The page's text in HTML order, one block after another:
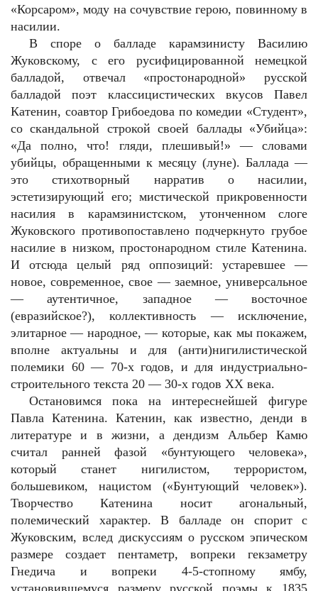
«Корсаром», моду на сочувствие герою, повинному в
насилии.
В споре о балладе карамзинисту Василию
Жуковскому, с его русифицированной немецкой
балладой, отвечал «простонародной» русской
балладой поэт классицистических вкусов Павел
Катенин, соавтор Грибоедова по комедии «Студент»,
со скандальной строкой своей баллады «Убийца»:
«Да полно, что! гляди, плешивый!» — словами
убийцы, обращенными к месяцу (луне). Баллада —
это стихотворный нарратив о насилии,
эстетизирующий его; мистической прикровенности
насилия в карамзинистском, утонченном слоге
Жуковского противопоставлено подчеркнуто грубое
насилие в низком, простонародном стиле Катенина.
И отсюда целый ряд оппозиций: устаревшее —
новое, современное, свое — заемное, универсальное
— аутентичное, западное — восточное
(евразийское?), коллективность — исключение,
элитарное — народное, — которые, как мы покажем,
вполне актуальны и для (анти)нигилистической
полемики 60 — 70-х годов, и для индустриально-
строительного текста 20 — 30-х годов XX века.
Остановимся пока на интереснейшей фигуре
Павла Катенина. Катенин, как известно, денди в
литературе и в жизни, а дендизм Альбер Камю
считал ранней фазой «бунтующего человека»,
который станет нигилистом, террористом,
большевиком, нацистом («Бунтующий человек»).
Творчество Катенина носит агональный,
полемический характер. В балладе он спорит с
Жуковским, вслед дискуссиям о русском эпическом
размере создает пентаметр, вопреки гекзаметру
Гнедича и вопреки 4-5-стопному ямбу,
установившемуся размеру русской поэмы к 1835